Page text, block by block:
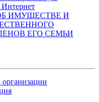
Интернет
ИМУЩЕСТВЕ И
ЕГО СЕМЬИ
организации